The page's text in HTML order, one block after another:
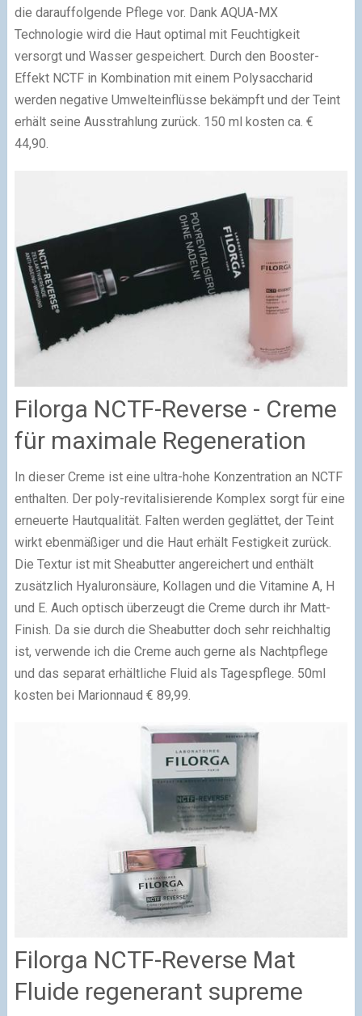
die darauffolgende Pflege vor. Dank AQUA-MX
Technologie wird die Haut optimal mit Feuchtigkeit
versorgt und Wasser gespeichert. Durch den Booster-
Effekt NCTF in Kombination mit einem Polysaccharid
werden negative Umwelteinflüsse bekämpft und der Teint
erhält seine Ausstrahlung zurück. 150 ml kosten ca. €
44,90.
Filorga NCTF-Reverse - Creme
für maximale Regeneration
In dieser Creme ist eine ultra-hohe Konzentration an NCTF
enthalten. Der poly-revitalisierende Komplex sorgt für eine
erneuerte Hautqualität. Falten werden geglättet, der Teint
wirkt ebenmäßiger und die Haut erhält Festigkeit zurück.
Die Textur ist mit Sheabutter angereichert und enthält
zusätzlich Hyaluronsäure, Kollagen und die Vitamine A, H
und E. Auch optisch überzeugt die Creme durch ihr Matt-
Finish. Da sie durch die Sheabutter doch sehr reichhaltig
ist, verwende ich die Creme auch gerne als Nachtpflege
und das separat erhältliche Fluid als Tagespflege. 50ml
kosten bei Marionnaud € 89,99.
Filorga NCTF-Reverse Mat
Fluide regenerant supreme